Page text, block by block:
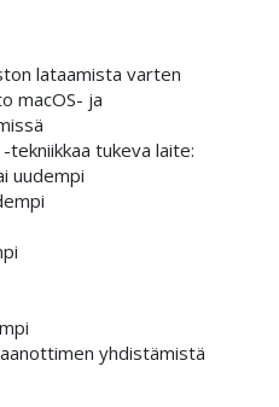
lataamista varten
macOS- ja
tukeva laite:
uudempi
yhdistämistä